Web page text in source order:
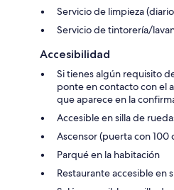
Servicio de limpieza
Servicio de tintorería/
Accesibilidad
Si tienes algún requisito
ponte en contacto con el
que aparece en la
Accesible en silla de
Ascensor (puerta con 100
Parqué en la habitación
Restaurante accesible en